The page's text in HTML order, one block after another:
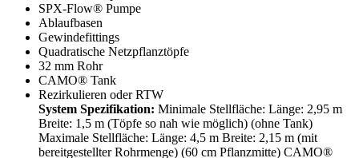
SPX-Flow® Pumpe
Ablaufbasen
Gewindefittings
Quadratische Netzpflanztöpfe
32 mm Rohr
CAMO® Tank
Rezirkulieren oder RTW
System Spezifikation: Minimale Stellfläche: Länge: 2,95 m
Breite: 1,5 m (Töpfe so nah wie möglich) (ohne Tank)
Maximale Stellfläche: Länge: 4,5 m Breite: 2,15 m (mit
bereitgestellter Rohrmenge) (60 cm Pflanzmitte) CAMO®